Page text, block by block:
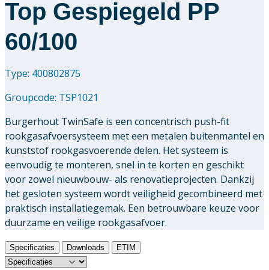
Top Gespiegeld PP
60/100
Type: 400802875
Groupcode: TSP1021
Burgerhout TwinSafe is een concentrisch push-fit
rookgasafvoersysteem met een metalen buitenmantel en
kunststof rookgasvoerende delen. Het systeem is
eenvoudig te monteren, snel in te korten en geschikt
voor zowel nieuwbouw- als renovatieprojecten. Dankzij
het gesloten systeem wordt veiligheid gecombineerd met
praktisch installatiegemak. Een betrouwbare keuze voor
duurzame en veilige rookgasafvoer.
Specificaties Downloads ETIM